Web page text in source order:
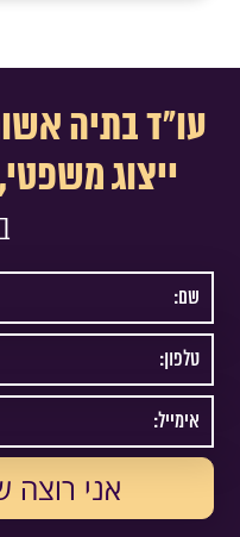
עו"ד בתיה
ייצוג משפטי,